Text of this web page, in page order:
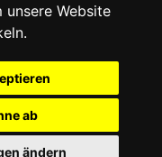
unsere Website
ab
ändern